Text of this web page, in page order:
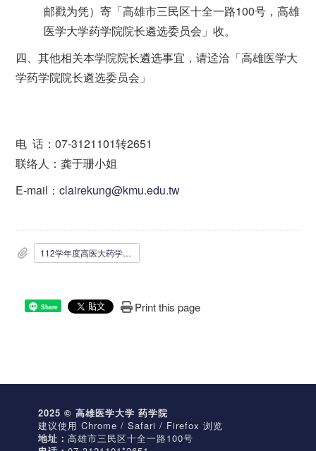
邮戳为凭）寄「高雄市三民区十全一路100号，高雄
医学大学药学院院长遴选委员会」收。
四、其他相关本学院院长遴选事宜，请迳洽「高雄医学大
学药学院院长遴选委员会」
电 话：07-3121101转2651
联络人：龚于珊小姐
E-mail：clairekung@kmu.edu.tw
112学年度高医大药学院院长第二次遴选公告_推荐表_资料表_1120911.docx
Share Print this page
2025 © 高雄医学大学 药学院
建议使用 Chrome / Safari / Firefox 浏览
地址： 高雄市三民区十全一路100号